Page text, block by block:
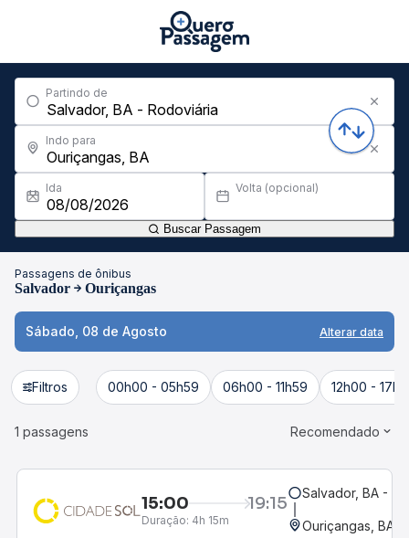
Partindo de
Indo para
Ida Volta (opcional)
Buscar Passagem
Passagens de ônibus
Salvador Ouriçangas
Sábado, 08 de Agosto Alterar data
Filtros 00h00 - 05h59 06h00 - 11h59 12h00 -
1 passagens Recomendado
15:00 19:15
Duração: 4h 15m
Salvador, BA -
Ouriçangas, BA